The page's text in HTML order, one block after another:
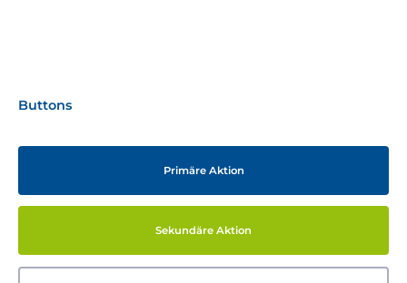
Buttons
Primäre Aktion
Sekundäre Aktion